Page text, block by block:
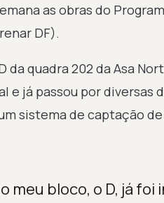
as obras do
DF).
da quadra 202 da Asa
e já passou por
sistema de captação
meu bloco, o D, já